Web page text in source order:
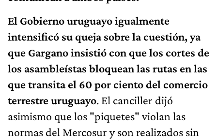
El Gobierno uruguayo igualmente
intensificó su queja sobre la cuestión, ya
que Gargano insistió con que los cortes de
los asambleístas bloquean las rutas en las
que transita el 60 por ciento del comercio
terrestre uruguayo. El canciller dijó
asimismo que los "piquetes" violan las
normas del Mercosur y son realizados sin